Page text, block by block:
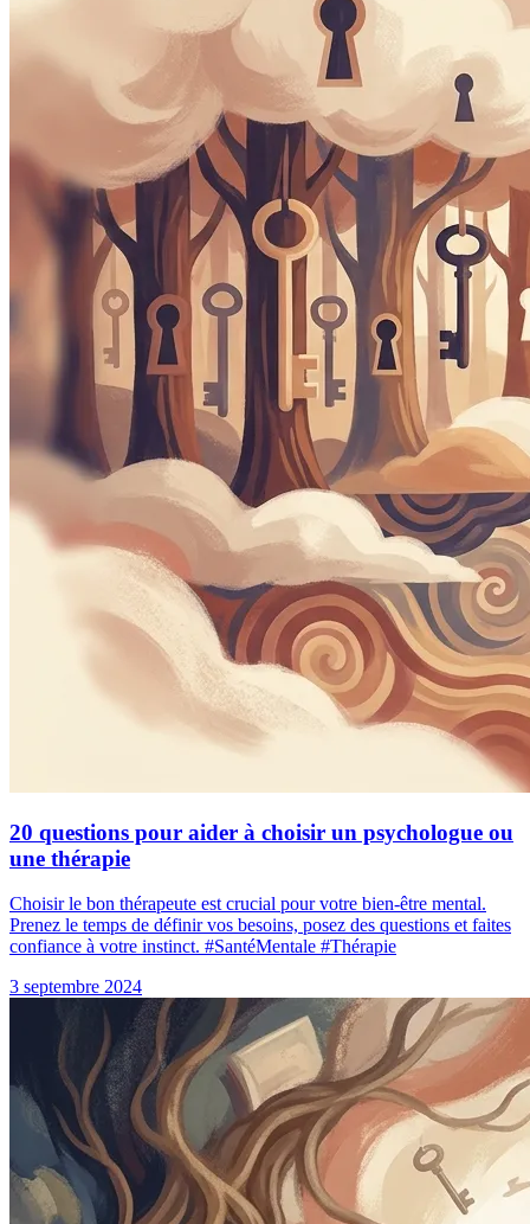
20 questions pour aider à choisir un psychologue ou
une thérapie
Choisir le bon thérapeute est crucial pour votre bien-être mental.
Prenez le temps de définir vos besoins, posez des questions et faites
confiance à votre instinct. #SantéMentale #Thérapie
3 septembre 2024